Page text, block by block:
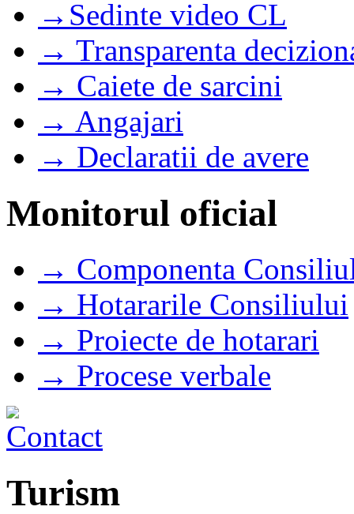
→Sedinte video CL
→ Transparenta
→ Caiete de sarcini
→ Angajari
→ Declaratii de avere
Monitorul oficial
→ Componenta
→ Hotararile Consiliului
→ Proiecte de hotarari
→ Procese verbale
Turism